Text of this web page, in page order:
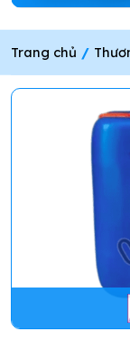
Trang chủ /